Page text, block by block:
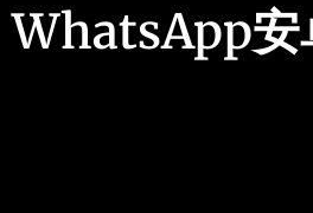
WhatsApp安